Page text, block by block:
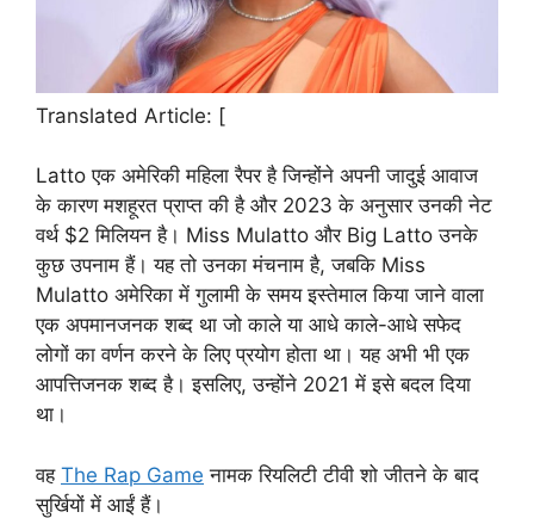
Translated Article: [
Latto एक अमेरिकी महिला रैपर है जिन्होंने अपनी जादुई आवाज
के कारण मशहूरत प्राप्त की है और 2023 के अनुसार उनकी नेट
वर्थ $2 मिलियन है। Miss Mulatto और Big Latto उनके
कुछ उपनाम हैं। यह तो उनका मंचनाम है, जबकि Miss
Mulatto अमेरिका में गुलामी के समय इस्तेमाल किया जाने वाला
एक अपमानजनक शब्द था जो काले या आधे काले-आधे सफेद
लोगों का वर्णन करने के लिए प्रयोग होता था। यह अभी भी एक
आपत्तिजनक शब्द है। इसलिए, उन्होंने 2021 में इसे बदल दिया
था।
वह The Rap Game नामक रियलिटी टीवी शो जीतने के बाद
सुर्खियों में आईं हैं।